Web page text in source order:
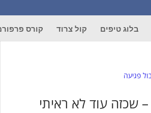
בלוג טיפים קול צרוד קורס
שכזה עוד לא ראיתי